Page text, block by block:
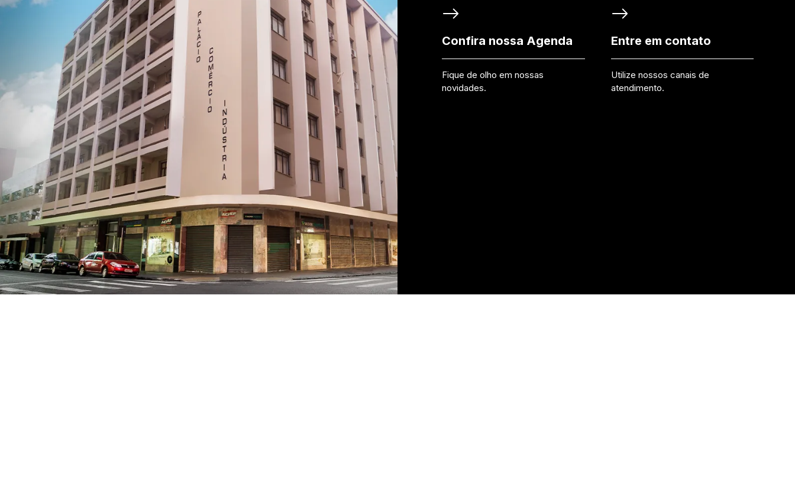
Confira nossa Agenda
Fique de olho em nossas
novidades.
Entre em contato
Utilize nossos canais de
atendimento.